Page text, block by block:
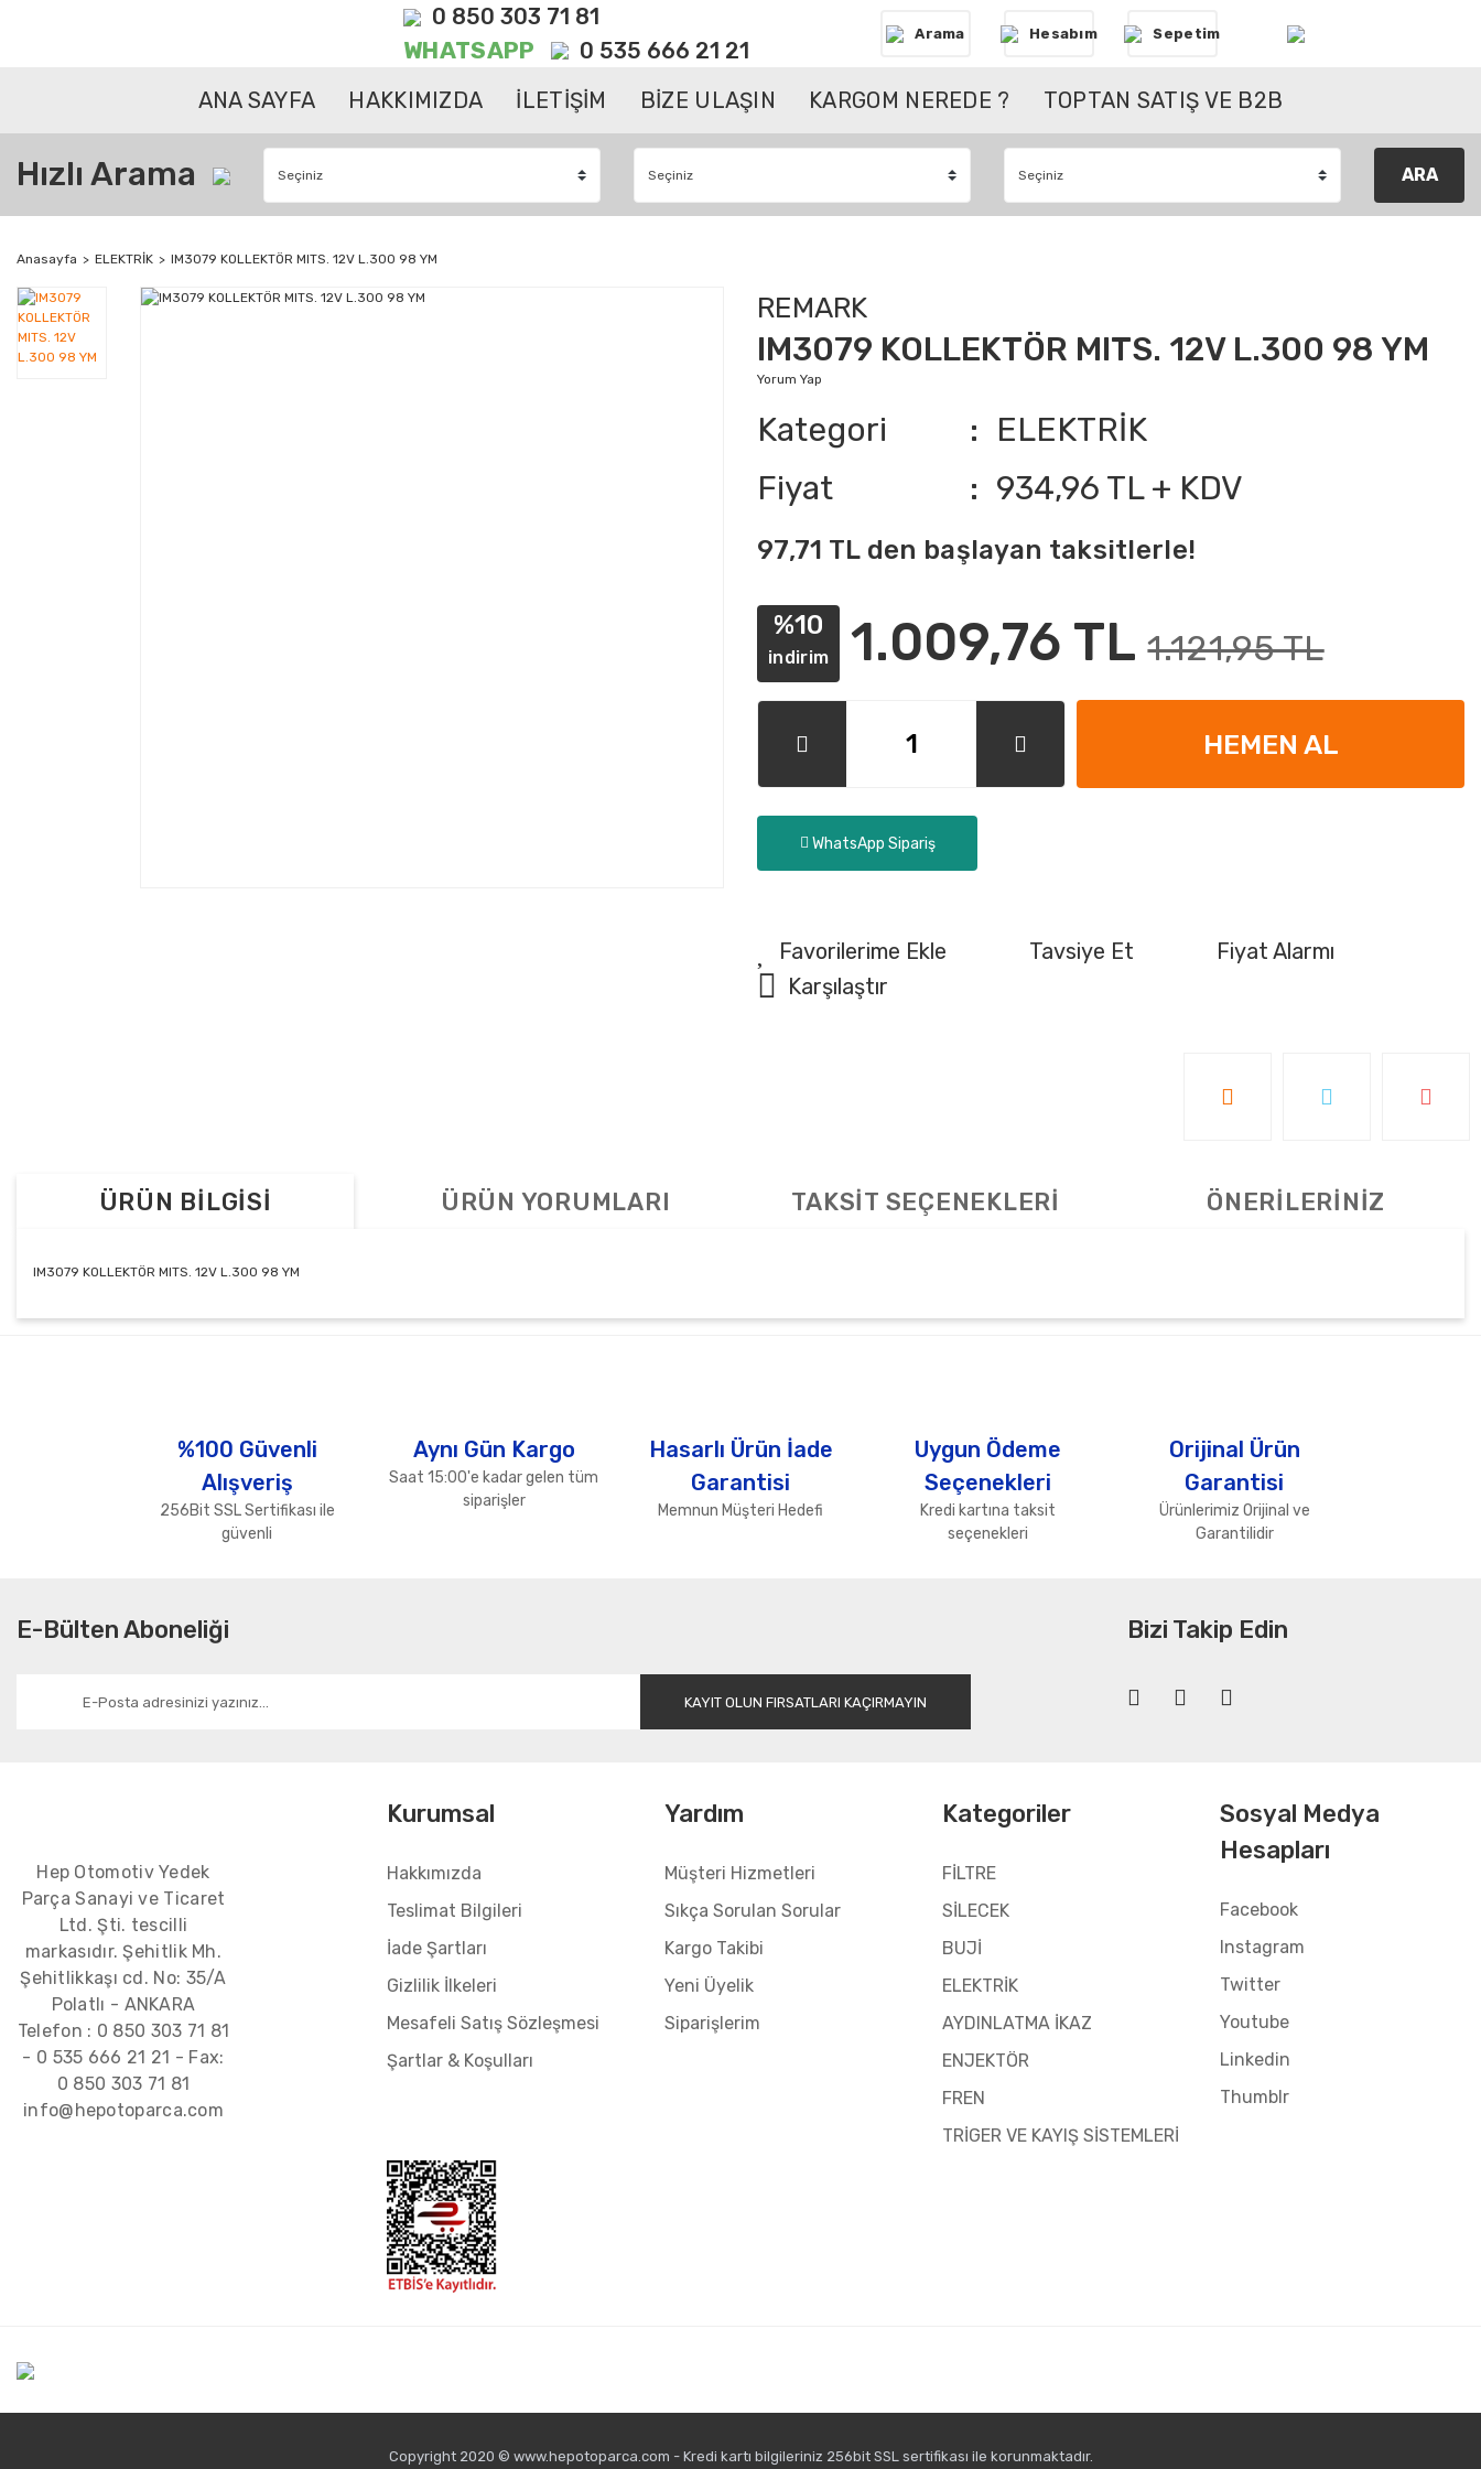
0 850 303 71 81
WHATSAPP 0 535 666 21 21
Arama Hesabım Sepetim
ANA SAYFA HAKKIMIZDA İLETİŞİM BİZE ULAŞIN KARGOM NEREDE ? TOPTAN SATIŞ VE B2B
Hızlı Arama ARA
Anasayfa ELEKTRİK IM3079 KOLLEKTÖR MITS. 12V L.300 98 YM
REMARK
IM3079 KOLLEKTÖR MITS. 12V L.300 98 YM
Yorum Yap
Kategori
ELEKTRİK
Fiyat
934,96 TL + KDV
97,71 TL den başlayan taksitlerle!
%10
indirim 1.009,76 TL 1.121,95 TL
HEMEN AL
WhatsApp Sipariş
Tavsiye Et
Fiyat Alarmı
Karşılaştır
ÜRÜN BİLGİSİ ÜRÜN YORUMLARI TAKSİT SEÇENEKLERİ ÖNERİLERİNİZ
IM3079 KOLLEKTÖR MITS. 12V L.300 98 YM
Ürün fiyatı diğer sitelerden daha pahalı.
Bu ürüne benzer farklı alternatifler olmalı.
Gönder
%100 Güvenli
Alışveriş
256Bit SSL Sertifikası ile
güvenli
Aynı Gün Kargo
Saat 15:00'e kadar gelen tüm
siparişler
Hasarlı Ürün İade
Garantisi
Memnun Müşteri Hedefi
Uygun Ödeme
Seçenekleri
Kredi kartına taksit
seçenekleri
Orijinal Ürün
Garantisi
Ürünlerimiz Orijinal ve
Garantilidir
E-Bülten Aboneliği
KAYIT OLUN FIRSATLARI KAÇIRMAYIN
Bizi Takip Edin
Hep Otomotiv Yedek
Parça Sanayi ve Ticaret
Ltd. Şti. tescilli
markasıdır. Şehitlik Mh.
Şehitlikkaşı cd. No: 35/A
Polatlı - ANKARA
Telefon : 0 850 303 71 81
- 0 535 666 21 21 - Fax:
0 850 303 71 81
info@hepotoparca.com
Kurumsal
Hakkımızda
Teslimat Bilgileri
İade Şartları
Gizlilik İlkeleri
Mesafeli Satış Sözleşmesi
Şartlar & Koşulları
Yardım
Müşteri Hizmetleri
Sıkça Sorulan Sorular
Kargo Takibi
Yeni Üyelik
Siparişlerim
Kategoriler
FİLTRE
SİLECEK
BUJİ
ELEKTRİK
AYDINLATMA İKAZ
ENJEKTÖR
FREN
TRİGER VE KAYIŞ SİSTEMLERİ
Sosyal Medya
Hesapları
Facebook
Instagram
Twitter
Youtube
Linkedin
Thumblr
Copyright 2020 © www.hepotoparca.com - Kredi kartı bilgileriniz 256bit SSL sertifikası ile korunmaktadır.